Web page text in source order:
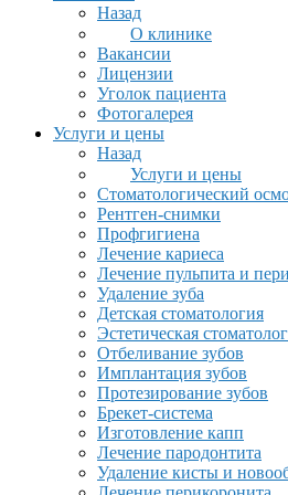
Назад
О клинике
Вакансии
Лицензии
Уголок пациента
Фотогалерея
Услуги и цены
Назад
Услуги и цены
Стоматологический
Рентген-снимки
Профгигиена
Лечение кариеса
Лечение пульпита и
Удаление зуба
Детская стоматология
Эстетическая
Отбеливание зубов
Имплантация зубов
Протезирование зубов
Брекет-система
Изготовление капп
Лечение пародонтита
Удаление кисты и